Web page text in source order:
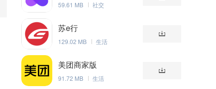
59.61 MB 社交
苏e行
129.02 MB 生活
美团商家版
91.72 MB 生活